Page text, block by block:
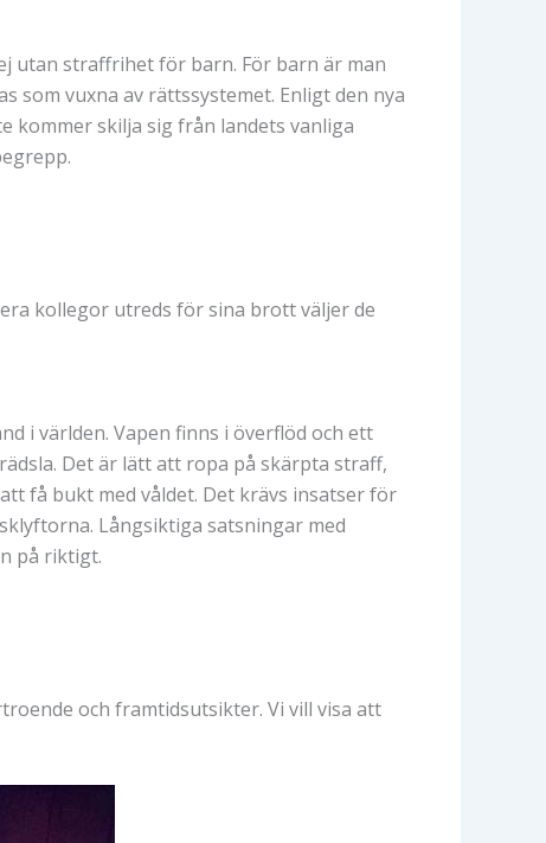
utan straffrihet för barn. För barn är man
som vuxna av rättssystemet. Enligt den nya
kommer skilja sig från landets vanliga
kollegor utreds för sina brott väljer de
i världen. Vapen finns i överflöd och ett
Det är lätt att ropa på skärpta straff,
få bukt med våldet. Det krävs insatser för
Långsiktiga satsningar med
på riktigt.
och framtidsutsikter. Vi vill visa att